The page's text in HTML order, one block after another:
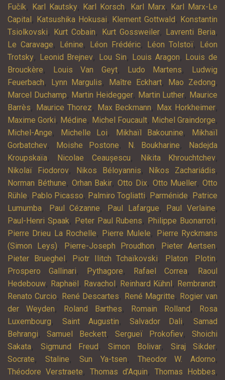
Fučík, Karl Kautsky, Karl Korsch, Karl Marx, Karl Marx-Le
Capital , Katsushika Hokusai, Klement Gottwald , Konstantin
Tsiolkovski, Kurt Cobain, Kurt Gossweiler, Lavrenti Beria,
Le Caravage, Lénine, Léon Frédéric, Léon Tolstoï,
Léon
Trotsky, Leonid Brejnev, Lou Sin, Louis Aragon, Louis de
Brouckère, Louis Van Geyt, Ludo Martens,
Ludwig
Feuerbach, Lynn Margulis, Maître Eckhart, Mao Zedong,
Marcel Duchamp, Martin Heidegger, Martin Luther, Maurice
Barrès, Maurice Thorez, Max Beckmann, Max Horkheimer,
Maxime Gorki, Médine, Michel Foucault, Michel Graindorge,
Michel-Ange, Michelle Loi, Mikhaïl Bakounine,
Mikhaïl
Gorbatchev, Moishe Postone, N. Boukharine,
Nadejda
Kroupskaïa, Nicolae Ceaușescu, Nikita Khrouchtchev,
Nikolaï Fiodorov, Nikos Béloyannis, Níkos Zachariádis,
Norman Béthune, Orhan Bakir, Otto Dix, Otto Mueller, Otto
Rühle, Pablo Picasso, Palmiro Togliatti, Parménide, Patrice
Lumumba, Paul Cézanne, Paul Lafargue, Paul Verlaine,
Paul-Henri Spaak, Peter Paul Rubens, Philippe Buonarroti,
Pierre Drieu La Rochelle, Pierre Mulele,
Pierre Ryckmans
(Simon Leys), Pierre-Joseph Proudhon, Pieter Aertsen,
Pieter Brueghel , Piotr Ilitch Tchaïkovski, Platon, Plotin,
Prospero Gallinari, Pythagore, Rafael Correa,
Raoul
Hedebouw, Raphaël , Ravachol , Reinhard Kühnl , Rembrandt,
Renato Curcio, René Descartes, René Magritte, Rogier van
der Weyden, Roland Barthes, Romain Rolland ,
Rosa
Luxembourg, Saint Augustin,Salvador Dali,Samad
Behrangi,Samuel Beckett,Sergueï Prokofiev,Shoichi
Sakata, Sigmund Freud , Simon Bolivar, Siraj Sikder,
Socrate, Staline,Sun Ya-tsen, Theodor W. Adorno,
Théodore Verstraete, Thomas d’Aquin, Thomas Hobbes,